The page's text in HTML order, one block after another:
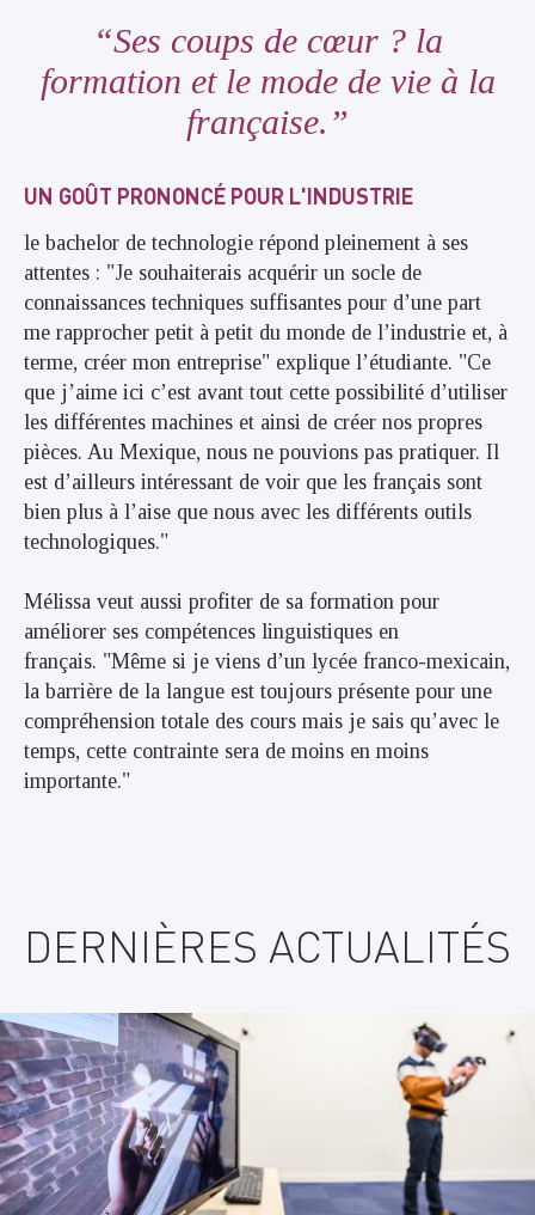
Ses coups de cœur ? la
formation et le mode de vie à la
française.
UN GOÛT PRONONCÉ POUR L'INDUSTRIE
le bachelor de technologie répond pleinement à ses
attentes : "Je souhaiterais acquérir un socle de
connaissances techniques suffisantes pour d’une part
me rapprocher petit à petit du monde de l’industrie et, à
terme, créer mon entreprise" explique l’étudiante. "Ce
que j’aime ici c’est avant tout cette possibilité d’utiliser
les différentes machines et ainsi de créer nos propres
pièces. Au Mexique, nous ne pouvions pas pratiquer. Il
est d’ailleurs intéressant de voir que les français sont
bien plus à l’aise que nous avec les différents outils
technologiques."
Mélissa veut aussi profiter de sa formation pour
améliorer ses compétences linguistiques en
français. "Même si je viens d’un lycée franco-mexicain,
la barrière de la langue est toujours présente pour une
compréhension totale des cours mais je sais qu’avec le
temps, cette contrainte sera de moins en moins
importante."
DERNIÈRES ACTUALITÉS